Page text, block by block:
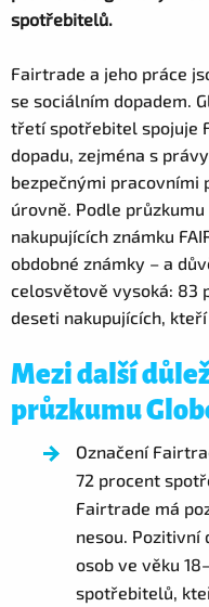
spotřebitelů.
Fairtrade a jeho práce
se sociálním dopadem.
třetí spotřebitel spojuje
dopadu, zejména s
bezpečnými pracovními
úrovně. Podle průzkumu
nakupujících známku
obdobné známky – a
celosvětově vysoká: 83
deseti nakupujících,
Mezi další
průzkumu
Označení
72 procent
Fairtrade má
nesou. Pozitivní
osob ve věku
spotřebitelů,